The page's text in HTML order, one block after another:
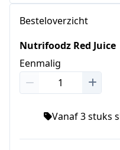
Besteloverzicht
Nutrifoodz Red Juice
Eenmalig
Vanaf 3 stuks